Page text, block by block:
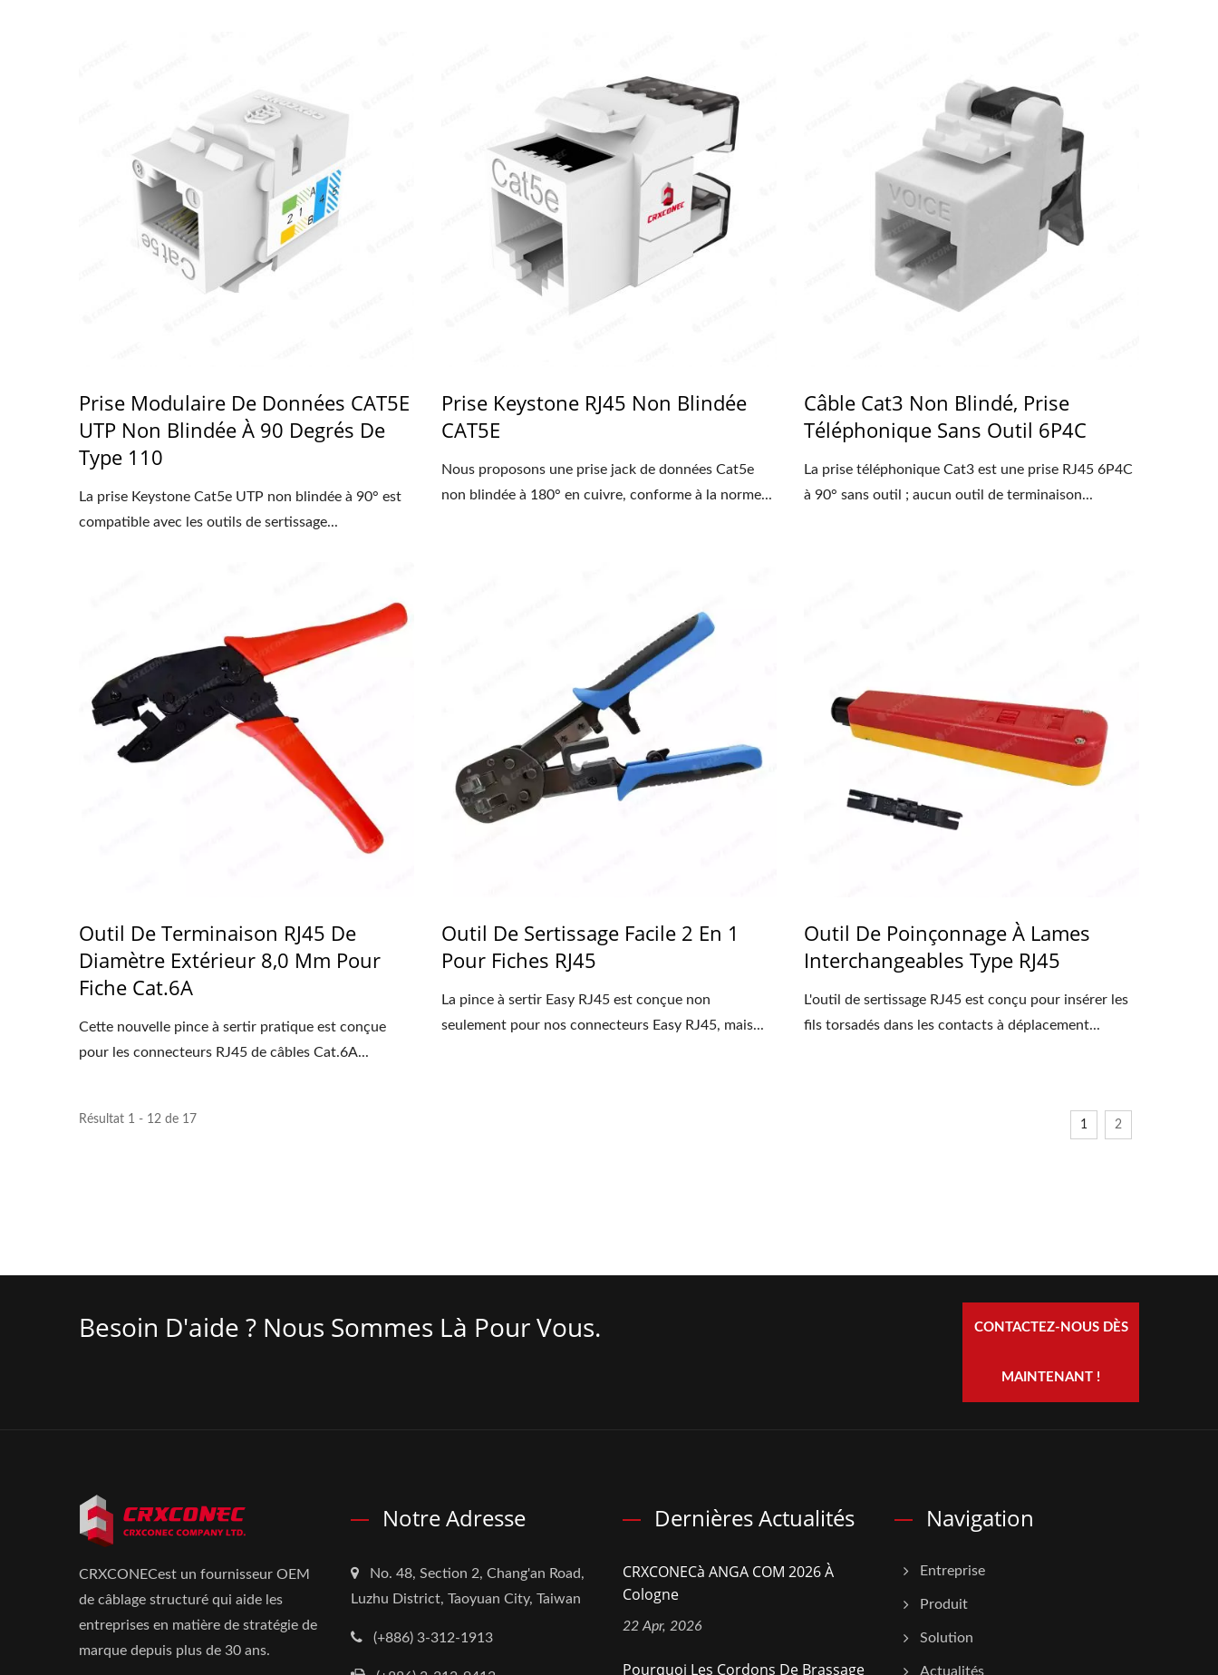
Prise Modulaire De Données CAT5E
UTP Non Blindée À 90 Degrés De
Type 110
La prise Keystone Cat5e UTP non blindée à 90° est
compatible avec les outils de sertissage...
Prise Keystone RJ45 Non Blindée
CAT5E
Nous proposons une prise jack de données Cat5e
non blindée à 180° en cuivre, conforme à la norme...
Câble Cat3 Non Blindé, Prise
Téléphonique Sans Outil 6P4C
La prise téléphonique Cat3 est une prise RJ45 6P4C
à 90° sans outil ; aucun outil de terminaison...
Outil De Terminaison RJ45 De
Diamètre Extérieur 8,0 Mm Pour
Fiche Cat.6A
Cette nouvelle pince à sertir pratique est conçue
pour les connecteurs RJ45 de câbles Cat.6A...
Outil De Sertissage Facile 2 En 1
Pour Fiches RJ45
La pince à sertir Easy RJ45 est conçue non
seulement pour nos connecteurs Easy RJ45, mais...
Outil De Poinçonnage À Lames
Interchangeables Type RJ45
L'outil de sertissage RJ45 est conçu pour insérer les
fils torsadés dans les contacts à déplacement...
Résultat 1 - 12 de 17 1 2
Besoin D'aide ? Nous Sommes Là Pour Vous. CONTACTEZ-NOUS DÈS
MAINTENANT !
CRXCONECest un fournisseur OEM
de câblage structuré qui aide les
entreprises en matière de stratégie de
marque depuis plus de 30 ans.
Notre Adresse
No. 48, Section 2, Chang'an Road,
Luzhu District, Taoyuan City, Taiwan
(+886) 3-312-1913
Dernières Actualités
CRXCONECà ANGA COM 2026 À
Cologne
22 Apr, 2026
Pourquoi Les Cordons De Brassage
Navigation
Entreprise
Produit
Solution
Actualités